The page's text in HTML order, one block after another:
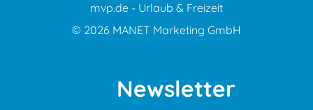
mvp.de - Urlaub & Freizeit
© 2026 MANET Marketing GmbH
Newsletter